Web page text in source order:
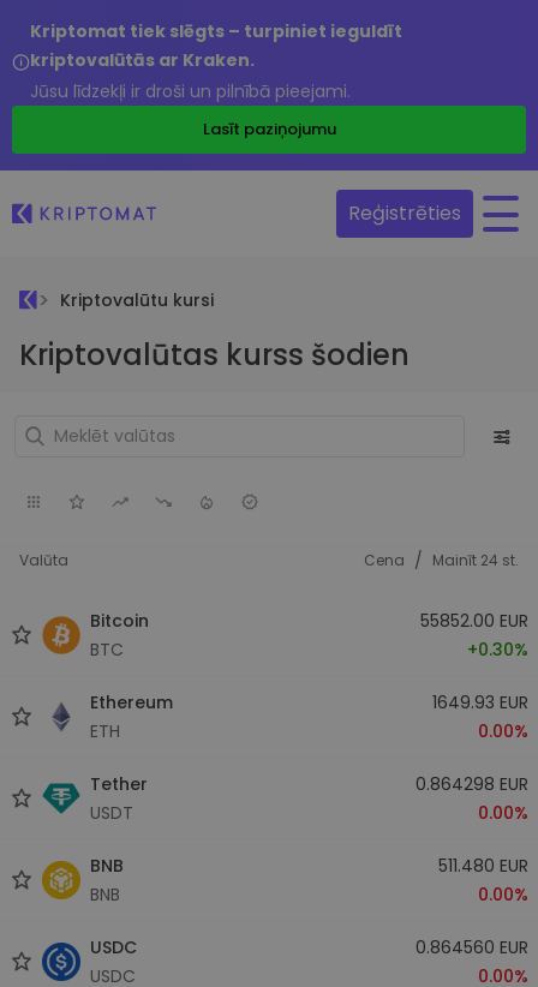
Kriptomat tiek slēgts – turpiniet ieguldīt
kriptovalūtās ar Kraken.
Jūsu līdzekļi ir droši un pilnībā pieejami.
Lasīt paziņojumu
Reģistrēties
Kriptovalūtu kursi
Kriptovalūtas kurss šodien
Valūta Cena / Mainīt 24 st.
Bitcoin
BTC
55852.00 EUR
+0.30%
Ethereum
ETH
1649.93 EUR
0.00%
Tether
USDT
0.864298 EUR
0.00%
BNB
BNB
511.480 EUR
0.00%
USDC
USDC
0.864560 EUR
0.00%